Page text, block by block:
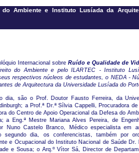
Ambiente e Instituto Lusíada da
Internacional sobreRuído e Qualidade de
do Ambiente e pelo ILARTEC - Instituto
respectivos núcleos de estudantes, o NEDA -
de Arquitectura da Universidade Lusíada do
dia, são o Prof. Doutor Fausto Ferreira, da
a Prof.ª Dr.ª Sílvia Cappelli, Procuradora
do Centro de Apoio Operacional da Defesa do
a Eng.ª Mestre Mariana Alves Pereira, de
Nuno Castelo Branco, Médico especialista em
segundo dia, os conferencistas, também por
e Ocupacional do Instituto Nacional de Saúde Dr.
e Sousa; o Arq.º Vítor Sá, Director de